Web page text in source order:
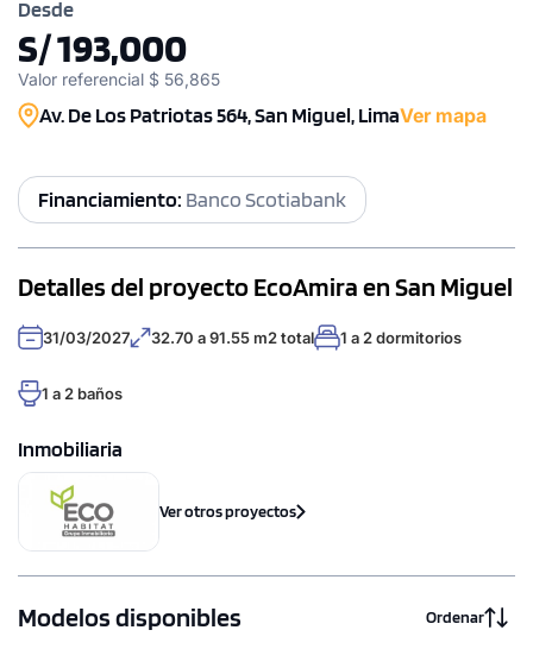
Desde
S/ 193,000
Valor referencial $ 56,865
Av. De Los Patriotas 564, San Miguel, LimaVer mapa
Financiamiento: Banco Scotiabank
Detalles del proyecto EcoAmira en San Miguel
31/03/2027 32.70 a 91.55 m2 total 1 a 2 dormitorios
1 a 2 baños
Inmobiliaria
Ver otros proyectos
Modelos disponibles Ordenar